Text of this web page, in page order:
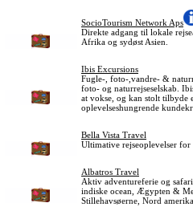
SocioTourism Network Aps
Direkte adgang til lokale
Afrika og sydøst Asien.
Ibis Excursions
Fugle-, foto-,vandre- &
foto- og naturrejseselskab.
at vokse, og kan stolt tilbyde
oplevelseshungrende
Bella Vista Travel
Ultimative rejseoplevelser for
Albatros Travel
Aktiv adventureferie og
indiske ocean, Ægypten &
Stillehavsøerne, Nord